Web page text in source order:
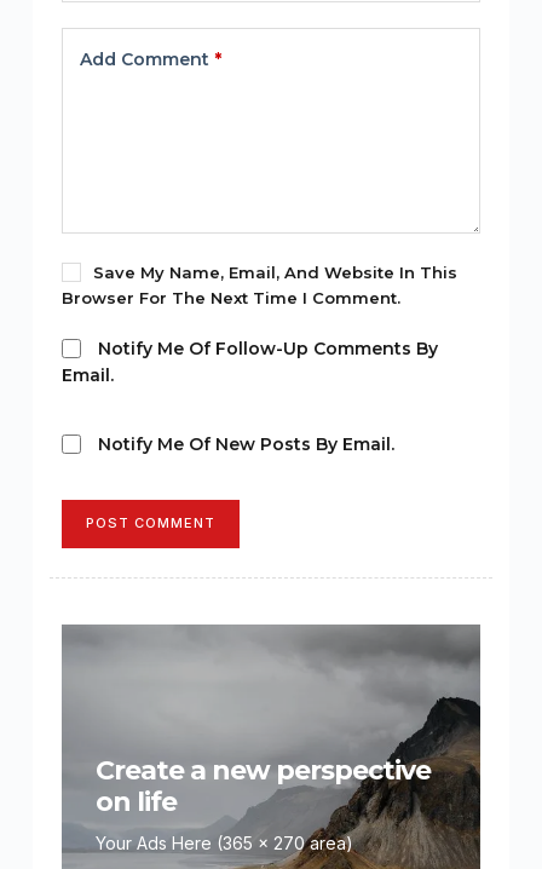
Add Comment *
Save My Name, Email, And Website In This
Browser For The Next Time I Comment.
Notify Me Of Follow-Up Comments By
Email.
Notify Me Of New Posts By Email.
POST COMMENT
Create a new perspective
on life
Your Ads Here (365 x 270 area)